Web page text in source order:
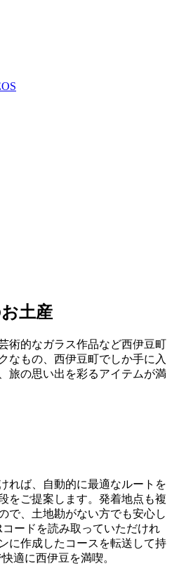
土産
術的なガラス作品など西伊豆町
なもの、西伊豆町でしか手に入
旅の思い出を彩るアイテムが満
れば、自動的に最適なルートを
をご提案します。発着地点も複
で、土地勘がない方でも安心し
ードを読み取っていただけれ
に作成したコースを転送して持
適に西伊豆を満喫。